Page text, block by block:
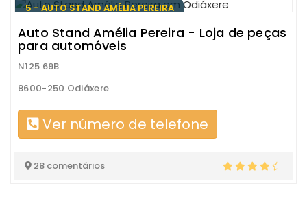
5 - AUTO STAND AMÉLIA PEREIRA
Auto Stand Amélia Pereira - Loja de peças
para automóveis
N125 69B
8600-250 Odiáxere
Ver número de telefone
28 comentários